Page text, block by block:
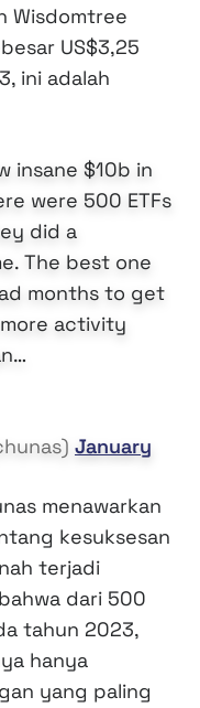
Wisdomtree
US$3,25
ini adalah
insane $10b in
were 500 ETFs
did a
The best one
months to get
activity
January
menawarkan
kesuksesan
terjadi
dari 500
tahun 2023,
hanya
yang paling